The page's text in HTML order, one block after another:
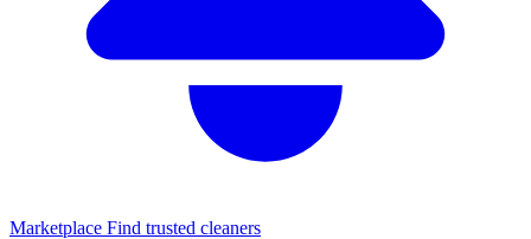
Marketplace Find trusted cleaners